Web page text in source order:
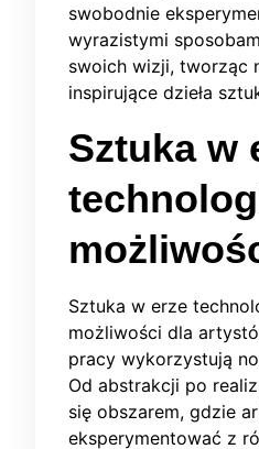
swobodnie
wyrazistymi
swoich wizji, tworząc
inspirujące dzieła
Sztuka w
Sztuka w erze
możliwości dla
pracy wykorzystują
Od abstrakcji po
się obszarem, gdzie
eksperymentować z